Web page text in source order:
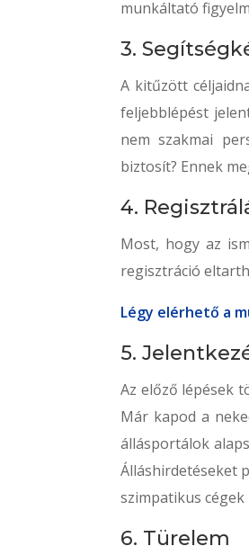
munkáltató
3.
A kitűzött
feljebblépést
nem szakmai
biztosít? Ennek
4.
Most, hogy az
regisztráció
Légy elérhető a
5.
Az előző lépések
Már kapod a
állásportálok
Álláshirdetéseket
szimpatikus
6. Türelem